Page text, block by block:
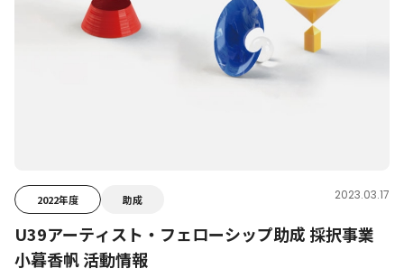
2022年度 助成 2023.03.17
U39アーティスト・フェローシップ助成 採択事業
小暮香帆 活動情報